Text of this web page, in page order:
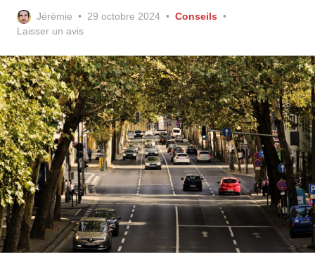
Jérémie
Posted
29 octobre 2024
Conseils
Laisser un avis